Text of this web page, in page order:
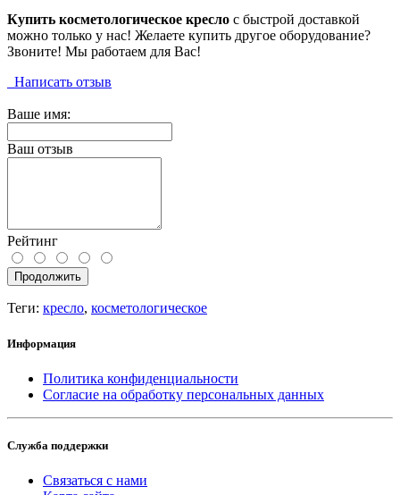
Купить косметологическое кресло с быстрой доставкой
можно только у нас! Желаете купить другое оборудование?
Звоните! Мы работаем для Вас!
Написать отзыв
Ваше имя:
Ваш отзыв
Рейтинг
Продолжить
Теги: кресло, косметологическое
Информация
Политика конфиденциальности
Согласие на обработку персональных данных
Служба поддержки
Связаться с нами